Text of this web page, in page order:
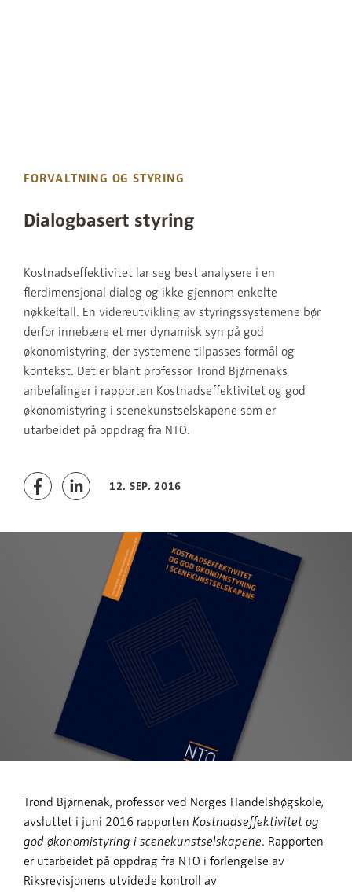
FORVALTNING OG STYRING
Dialogbasert styring
Kostnadseffektivitet lar seg best analysere i en
flerdimensjonal dialog og ikke gjennom enkelte
nøkkeltall. En videreutvikling av styringssystemene bør
derfor innebære et mer dynamisk syn på god
økonomistyring, der systemene tilpasses formål og
kontekst. Det er blant professor Trond Bjørnenaks
anbefalinger i rapporten Kostnadseffektivitet og god
økonomistyring i scenekunstselskapene som er
utarbeidet på oppdrag fra NTO.
12. SEP. 2016
Trond Bjørnenak, professor ved Norges Handelshøgskole,
avsluttet i juni 2016 rapporten Kostnadseffektivitet og
god økonomistyring i scenekunstselskapene. Rapporten
er utarbeidet på oppdrag fra NTO i forlengelse av
Riksrevisjonens utvidede kontroll av